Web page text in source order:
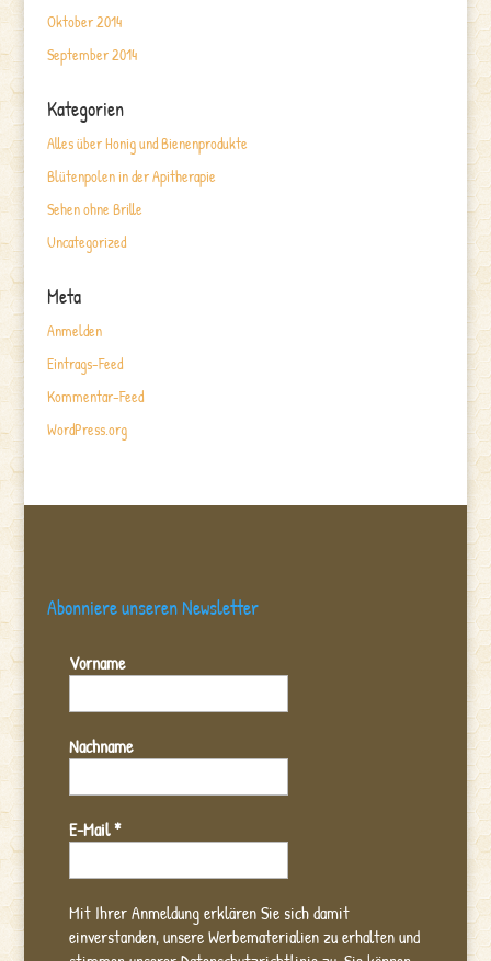
Oktober 2014
September 2014
Kategorien
Alles über Honig und Bienenprodukte
Blütenpolen in der Apitherapie
Sehen ohne Brille
Uncategorized
Meta
Anmelden
Eintrags-Feed
Kommentar-Feed
WordPress.org
Abonniere unseren Newsletter
Vorname
Nachname
E-Mail*
Mit Ihrer Anmeldung erklären Sie sich damit
einverstanden, unsere Werbematerialien zu erhalten und